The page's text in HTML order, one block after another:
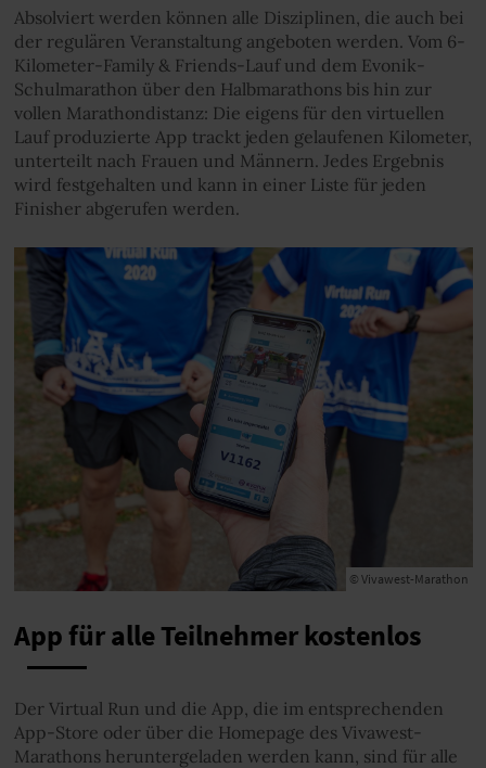
Absolviert werden können alle Disziplinen, die auch bei
der regulären Veranstaltung angeboten werden. Vom 6-
Kilometer-Family & Friends-Lauf und dem Evonik-
Schulmarathon über den Halbmarathons bis hin zur
vollen Marathondistanz: Die eigens für den virtuellen
Lauf produzierte App trackt jeden gelaufenen Kilometer,
unterteilt nach Frauen und Männern. Jedes Ergebnis
wird festgehalten und kann in einer Liste für jeden
Finisher abgerufen werden.
© Vivawest-Marathon
App für alle Teilnehmer kostenlos
Der Virtual Run und die App, die im entsprechenden
App-Store oder über die Homepage des Vivawest-
Marathons heruntergeladen werden kann, sind für alle